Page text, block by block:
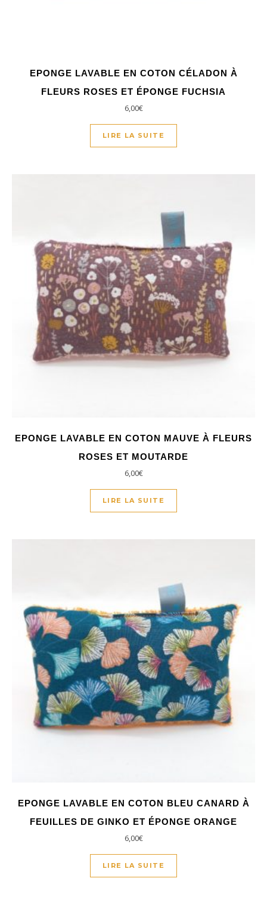
EPONGE LAVABLE EN COTON CÉLADON À
FLEURS ROSES ET ÉPONGE FUCHSIA
6,00€
LIRE LA SUITE
EPONGE LAVABLE EN COTON MAUVE À FLEURS
ROSES ET MOUTARDE
6,00€
LIRE LA SUITE
EPONGE LAVABLE EN COTON BLEU CANARD À
FEUILLES DE GINKO ET ÉPONGE ORANGE
6,00€
LIRE LA SUITE